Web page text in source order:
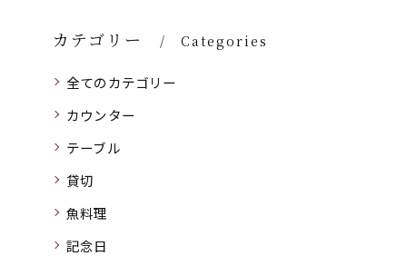
カテゴリー Categories
全てのカテゴリー
カウンター
テーブル
貸切
魚料理
記念日